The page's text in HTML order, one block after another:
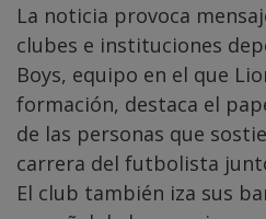
La noticia provoca
clubes e instituciones
Boys, equipo en el que
formación, destaca el
de las personas que
carrera del futbolista
El club también iza sus